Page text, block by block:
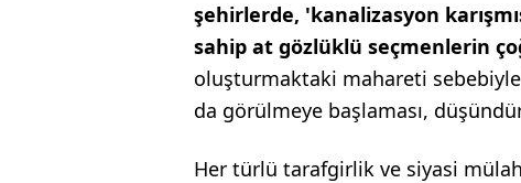
şehirlerde, 'kanalizasyon
sahip at gözlüklü seçmenlerin
oluşturmaktaki mahareti
da görülmeye başlaması,
Her türlü tarafgirlik ve siyasi